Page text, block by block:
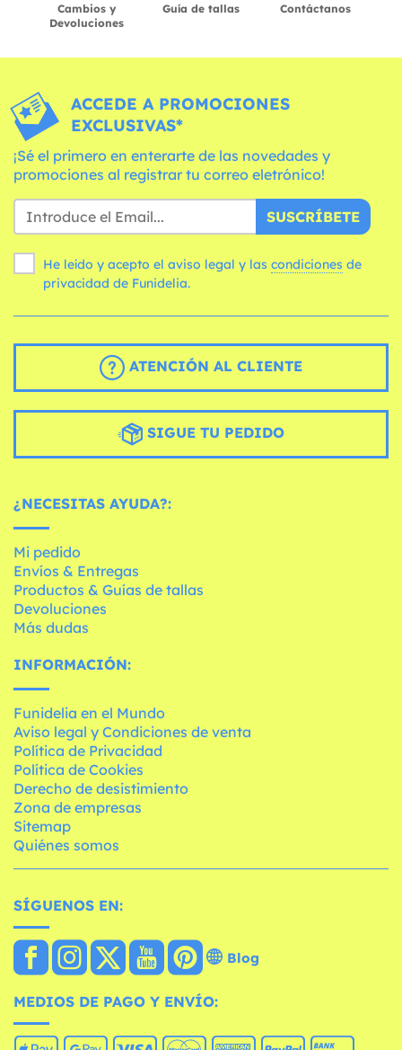
Cambios y
Devoluciones
Guía de tallas Contáctanos
ACCEDE A PROMOCIONES
EXCLUSIVAS*
¡Sé el primero en enterarte de las novedades y
promociones al registrar tu correo eletrónico!
SUSCRÍBETE
He leído y acepto el aviso legal y las condiciones
privacidad de Funidelia.
ATENCIÓN AL CLIENTE
SIGUE TU PEDIDO
¿NECESITAS AYUDA?:
Mi pedido
Envíos & Entregas
Productos & Guías de tallas
Devoluciones
Más dudas
INFORMACIÓN:
Funidelia en el Mundo
Aviso legal y Condiciones de venta
Política de Privacidad
Política de Cookies
Derecho de desistimiento
Zona de empresas
Sitemap
Quiénes somos
SÍGUENOS EN:
Blog
MEDIOS DE PAGO Y ENVÍO: